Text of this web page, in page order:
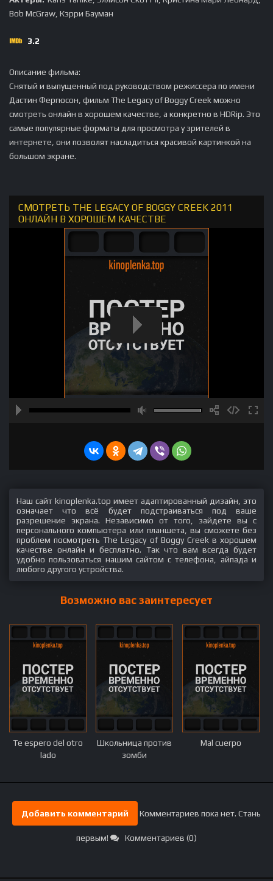
Bob McGraw, Кэрри Бауман
3.2
Описание фильма:
Снятый и выпущенный под руководством режиссера по имени
Дастин Фергюсон, фильм The Legacy of Boggy Creek можно
смотреть онлайн в хорошем качестве, а конкретно в HDRip. Это
самые популярные форматы для просмотра у зрителей в
интернете, они позволят насладиться красивой картинкой на
большом экране.
СМОТРЕТЬ THE LEGACY OF BOGGY CREEK 2011
ОНЛАЙН В ХОРОШЕМ КАЧЕСТВЕ
Наш сайт kinoplenka.top имеет адаптированный дизайн, это
означает что всё будет подстраиваться под ваше
разрешение экрана. Независимо от того, зайдете вы с
персонального компьютера или планшета, вы сможете без
проблем посмотреть The Legacy of Boggy Creek в хорошем
качестве онлайн и бесплатно. Так что вам всегда будет
удобно пользоваться нашим сайтом с телефона, айпада и
любого другого устройства.
Возможно вас заинтересует
Te espero del otro
lado
Школьница против
зомби
Mal cuerpo
Добавить комментарий Комментариев пока нет. Стань
первым! Комментариев (0)